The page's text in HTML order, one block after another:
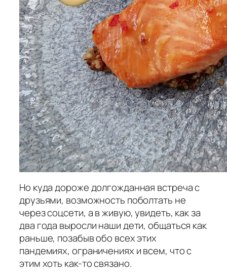
Но куда дороже долгожданная встреча с
друзьями, возможность поболтать не
через соцсети, а в живую, увидеть, как за
два года выросли наши дети, общаться как
раньше, позабыв обо всех этих
пандемиях, ограничениях и всем, что с
этим хоть как-то связано.